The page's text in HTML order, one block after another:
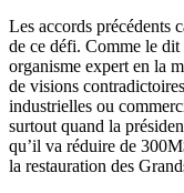
Les accords précédents
de ce défi. Comme le
organisme expert en la
de visions
industrielles ou
surtout quand la
qu’il va réduire de
la restauration des